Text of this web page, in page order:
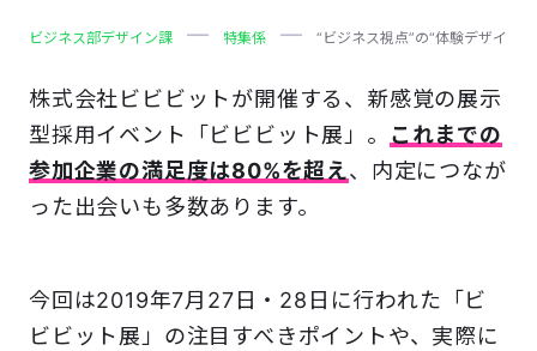
ビジネス部デザイン課 特集係 “ビジネス視点”の“体験デザイン
株式会社ビビビットが開催する、新感覚の展示
型採用イベント「ビビビット展」。
これまでの
参加企業の満足度は80%を超え、内定につなが
った出会いも多数あります。
今回は2019年7月27日・28日に行われた「ビ
ビビット展」の注目すべきポイントや、実際に